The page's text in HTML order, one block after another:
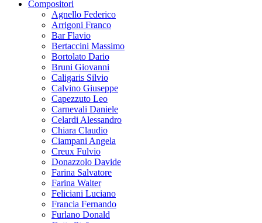
Compositori
Agnello Federico
Arrigoni Franco
Bar Flavio
Bertaccini Massimo
Bortolato Dario
Bruni Giovanni
Caligaris Silvio
Calvino Giuseppe
Capezzuto Leo
Carnevali Daniele
Celardi Alessandro
Chiara Claudio
Ciampani Angela
Creux Fulvio
Donazzolo Davide
Farina Salvatore
Farina Walter
Feliciani Luciano
Francia Fernando
Furlano Donald